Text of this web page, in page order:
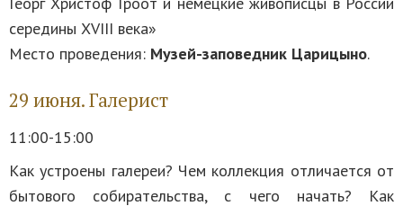
середины XVIII века»
Место проведения: Музей-заповедник Царицыно.
29 июня. Галерист
11:00-15:00
Как устроены галереи? Чем коллекция отличается от
бытового собирательства, с чего начать? Как